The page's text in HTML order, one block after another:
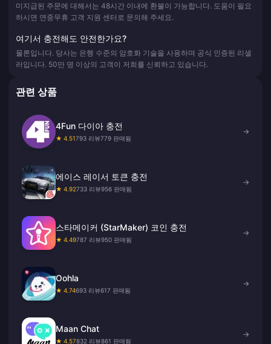
미지급된 주문에 대해서는 48시간 이내에 환불이 가능합니다. 도움이 필요
하시면 연중무휴 고객 지원 센터로 문의해 주세요.
여기서 충전해도 안전한가요?
물론입니다. 당사는 은행 수준의 암호화 기술을 사용하며 공식 인증된 리셀
러입니다. 50만 명 이상의 고객이 저희를 신뢰하고 있습니다.
관련 상품
4Fun 다이아 충전
★ 4.51793 리뷰779 판매됨
→
에이스 레이서 토큰 충전
★ 4.92733 리뷰956 판매됨
→
스타메이커 (StarMaker) 코인 충전
★ 4.49787 리뷰950 판매됨
→
Oohla
★ 4.74693 리뷰617 판매됨
→
Maan Chat
★ 4.57832 리뷰861 판매됨
→